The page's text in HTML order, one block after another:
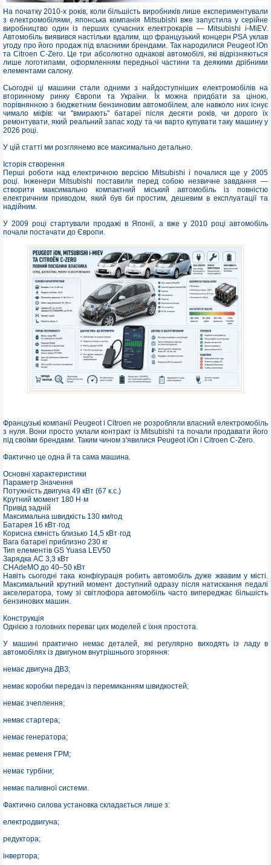
На початку 2010-х років, коли більшість виробників лише експериментували
з електромобілями, японська компанія Mitsubishi вже запустила у серійне
виробництво один із перших сучасних електрокарів — Mitsubishi i-MiEV.
Автомобіль виявився настільки вдалим, що французький концерн PSA уклав
угоду про його продаж під власними брендами. Так народилися Peugeot iOn
та Citroen C-Zero. Це три абсолютно однакові автомобілі, які відрізняються
лише логотипами, оформленням передньої частини та деякими дрібними
елементами салону.
Сьогодні ці машини стали одними з найдоступніших електромобілів на
вторинному ринку Європи та України. Їх можна придбати за ціною,
порівнянною з бюджетним бензиновим автомобілем, але навколо них існує
чимало міфів: чи "вмирають" батареї після десяти років, чи дорого їх
ремонтувати, який реальний запас ходу та чи варто купувати таку машину у
2026 році.
У цій статті ми розглянемо все максимально детально.
Історія створення
Перші роботи над електричною версією Mitsubishi i почалися ще у 2005
році. Інженери Mitsubishi поставили перед собою незвичне завдання —
створити максимально компактний міський автомобіль із повністю
електричним приводом, який був би простим, дешевим в експлуатації та
надійним.
У 2009 році стартували продажі в Японії, а вже у 2010 році автомобіль
почали постачати до Європи.
Французькі компанії Peugeot і Citroen не розробляли власний електромобіль
з нуля. Вони просто уклали контракт із Mitsubishi та почали продавати його
під своїми брендами. Таким чином з'явилися Peugeot iOn і Citroen C-Zero.
Фактично це одна й та сама машина.
Основні характеристики
Параметр Значення
Потужність двигуна 49 кВт (67 к.с.)
Крутний момент 180 Н·м
Привід задній
Максимальна швидкість 130 км/год
Батарея 16 кВт·год
Корисна ємність близько 14,5 кВт·год
Вага батареї приблизно 230 кг
Тип елементів GS Yuasa LEV50
Зарядка AC 3,3 кВт
CHAdeMO до 40–50 кВт
Навіть сьогодні така конфігурація робить автомобіль дуже жвавим у місті.
Максимальний крутний момент доступний одразу після натискання педалі
акселератора, тому зі світлофора автомобіль часто випереджає більшість
бензинових машин.
Конструкція
Однією з головних переваг цих моделей є їхня простота.
У машині практично немає деталей, які регулярно виходять із ладу в
автомобілях із двигуном внутрішнього згоряння:
немає двигуна ДВЗ;
немає коробки передач із перемиканням швидкостей;
немає зчеплення;
немає стартера;
немає генератора;
немає ременя ГРМ;
немає турбіни;
немає паливної системи.
Фактично силова установка складається лише з:
електродвигуна;
редуктора;
інвертора;